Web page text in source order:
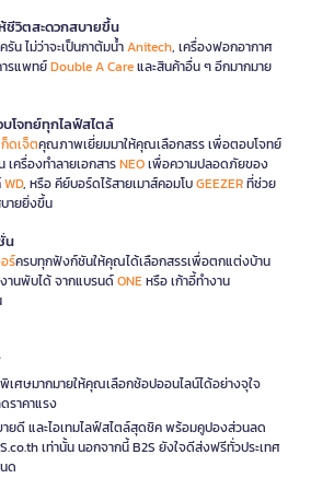
ชีวิตสะดวกสบายขึ้น
รัน ไม่ว่าจะเป็นกาต้มน้ำAnitech, เครื่องฟอกอากาศ
ารแพทย์Double A Careและสินค้าอื่น ๆ อีกมากมาย
โจทย์ทุกไลฟ์สไตล์
ดเจ็ตคุณภาพเยี่ยมมาให้คุณเลือกสรร เพื่อตอบโจทย์
เครื่องทำลายเอกสารNEOเพื่อความปลอดภัยของ
WD, หรือ คีย์บอร์ดไร้สายเมาส์คอมโบGEEZERที่ช่วย
ายยิ่งขึ้น
น
ร์ครบทุกฟังก์ชันให้คุณได้เลือกสรรเพื่อตกแต่งบ้าน
งานพับได้ จากแบรนด์ONEหรือ เก้าอี้ทำงาน
เศษมากมายให้คุณเลือกช้อปออนไลน์ได้อย่างจุใจ
ราคาแรง
ยดี และไอเทมไลฟ์สไตล์สุดชิค พร้อมคูปองส่วนลด
เท่านั้น นอกจากนี้ B2S ยังใจดีส่งฟรีทั่วประเทศ
ด